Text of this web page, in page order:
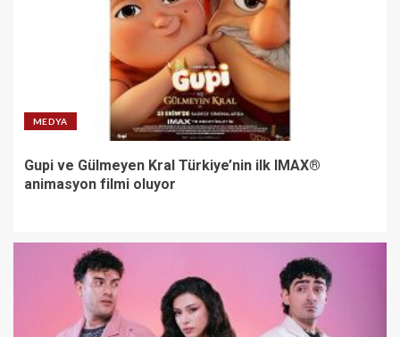
MEDYA
Gupi ve Gülmeyen Kral Türkiye’nin ilk IMAX®
animasyon filmi oluyor